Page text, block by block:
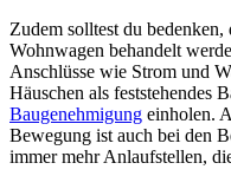
Zudem solltest du
Wohnwagen behandelt
Anschlüsse wie Strom und
Häuschen als feststehendes
Baugenehmigung einholen.
Bewegung ist auch bei den
immer mehr Anlaufstellen,